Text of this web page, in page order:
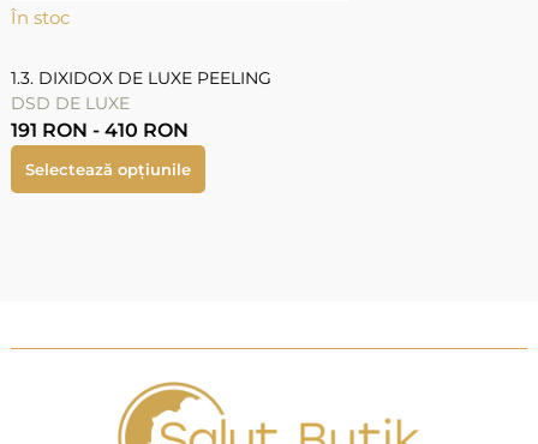
În stoc
1.3. DIXIDOX DE LUXE PEELING
DSD DE LUXE
191 RON - 410 RON
Selectează opțiunile